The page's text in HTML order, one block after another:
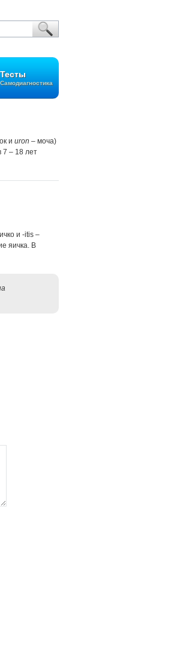
Тесты
Самодиагностика
и uron – моча)
7 – 18 лет
и -itis –
яичка. В